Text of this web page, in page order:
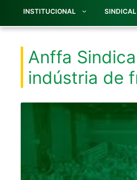
INSTITUCIONAL SINDICAL
Anffa
indústria de